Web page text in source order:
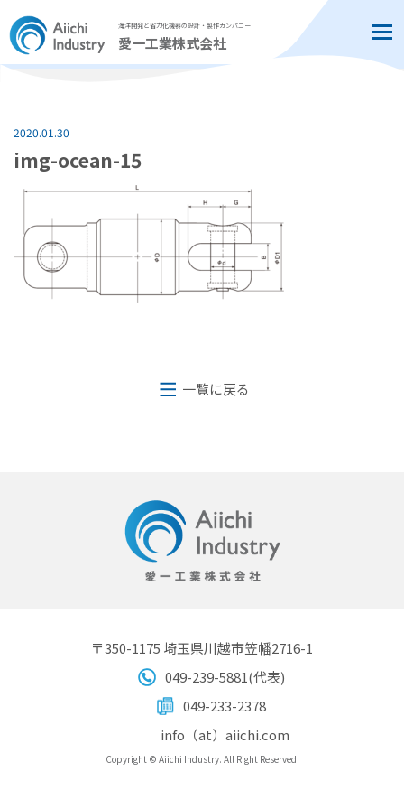
海洋開発と省力化機器の設計・製作カンパニー
愛一工業株式会社
2020.01.30
img-ocean-15
一覧に戻る
〒350-1175 埼玉県川越市笠幡2716-1
049-239-5881(代表)
049-233-2378
info（at）aiichi.com
Copyright © Aiichi Industry. All Right Reserved.